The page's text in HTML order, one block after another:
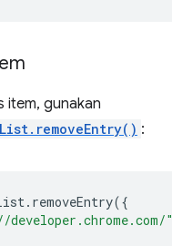
item, gunakan
:
. removeEntry({
"